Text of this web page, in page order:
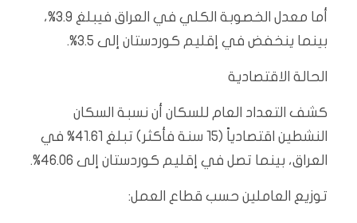
أما معدل الخصوبة الكلي في العراق فيبلغ 3.9%،
بينما ينخفض في إقليم كوردستان إلى 3.5%.
الحالة الاقتصادية
كشف التعداد العام للسكان أن نسبة السكان
النشطين اقتصادياً (15 سنة فأكثر) تبلغ 41.61% في
العراق، بينما تصل في إقليم كوردستان إلى 46.06%.
توزيع العاملين حسب قطاع العمل: